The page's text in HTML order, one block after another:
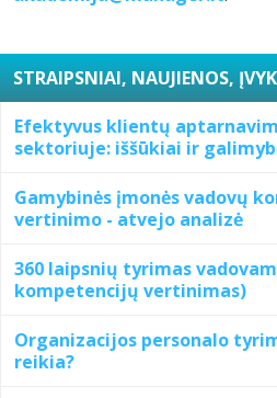
STRAIPSNIAI, NAUJIENOS,
Efektyvus klientų
sektoriuje: iššūkiai ir
Gamybinės įmonės vadovų
vertinimo - atvejo analizė
360 laipsnių tyrimas
kompetencijų vertinimas)
Organizacijos personalo
reikia?